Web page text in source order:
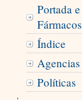
Portada
Fármacos
Índice
Políticas